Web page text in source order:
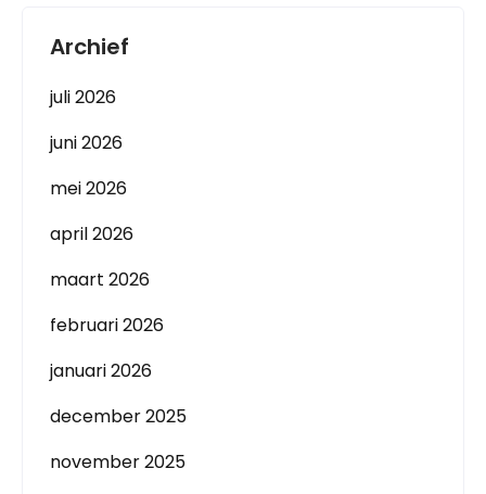
Archief
juli 2026
juni 2026
mei 2026
april 2026
maart 2026
februari 2026
januari 2026
december 2025
november 2025